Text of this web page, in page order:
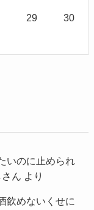
29 30
いのに止められ
ん より
飲めないくせに